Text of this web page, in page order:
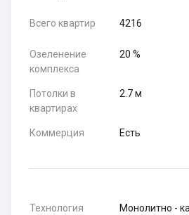
Всего квартир 4216
Озеленение
комплекса
20 %
Потолки в
квартирах
2.7 м
Коммерция Есть
Технология Монолитно -